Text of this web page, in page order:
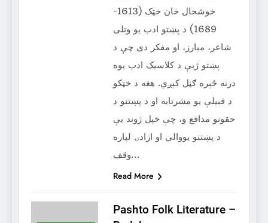
خوشحال خان خټک (1613-
1689) د پښتو ادب یو وتلی
شاعر، مبارز، او مفکر دی چې د
پښتو ژبې د کلاسیک ادب یوه
درنه څېره ګڼل کېږي. هغه د خټکو
د قبیلې یو مشرتابه او د پښتنو د
حقونو مدافع و، چې خپل ژوند یې
د پښتنو یووالي او ازادۍ لپاره
وقف…
Read More
Pashto Folk Literature –